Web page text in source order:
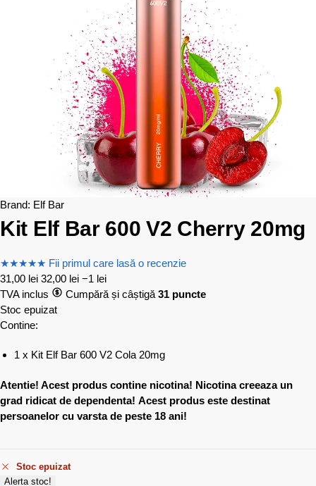
Brand: Elf Bar
Kit Elf Bar 600 V2 Cherry 20mg
★★★★★ Fii primul care lasă o recenzie
31,00 lei 32,00 lei −1 lei
TVA inclus
Cumpără și câștigă 31 puncte
Stoc epuizat
Contine:
1 x Kit Elf Bar 600 V2 Cola 20mg
Atentie! Acest produs contine nicotina! Nicotina creeaza un
grad ridicat de dependenta! Acest produs este destinat
persoanelor cu varsta de peste 18 ani!
Stoc epuizat
Alerta stoc!